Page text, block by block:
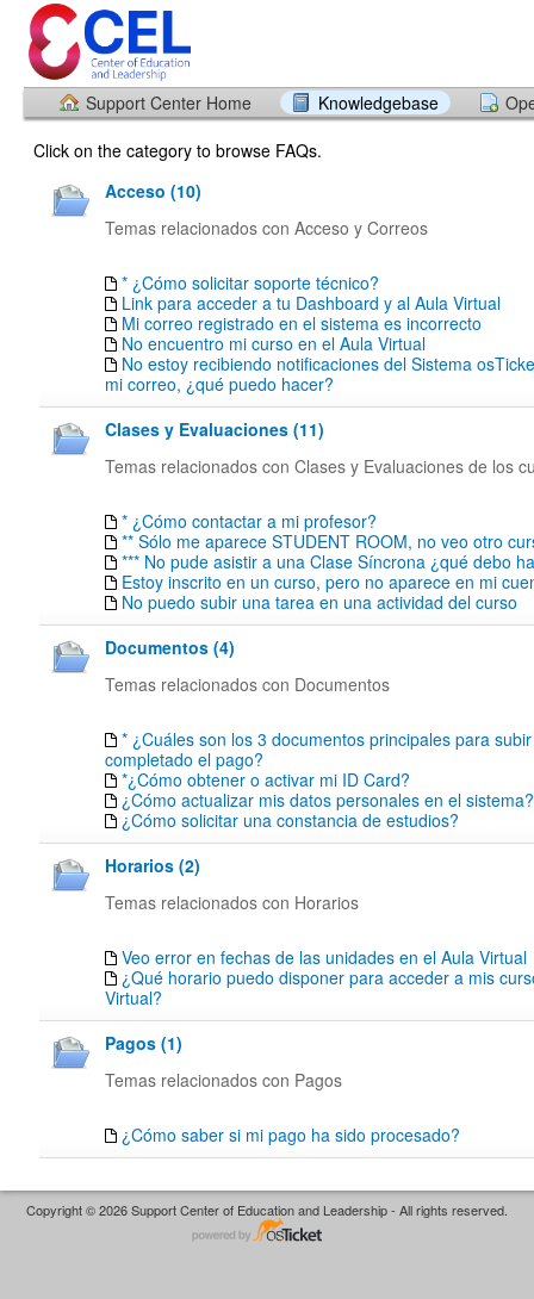
Support Center Home Knowledgebase
Click on the category to browse FAQs.
Acceso (10)
Temas relacionados con Acceso y Correos
* ¿Cómo solicitar soporte técnico?
Link para acceder a tu Dashboard y al Aula Virtual
Mi correo registrado en el sistema es incorrecto
No encuentro mi curso en el Aula Virtual
No estoy recibiendo notificaciones del Sistema
mi correo, ¿qué puedo hacer?
Clases y Evaluaciones (11)
Temas relacionados con Clases y Evaluaciones de los
* ¿Cómo contactar a mi profesor?
** Sólo me aparece STUDENT ROOM, no veo otro
*** No pude asistir a una Clase Síncrona ¿qué debo
Estoy inscrito en un curso, pero no aparece en mi
No puedo subir una tarea en una actividad del curso
Documentos (4)
Temas relacionados con Documentos
* ¿Cuáles son los 3 documentos principales para
completado el pago?
*¿Cómo obtener o activar mi ID Card?
¿Cómo actualizar mis datos personales en el sistema?
¿Cómo solicitar una constancia de estudios?
Horarios (2)
Temas relacionados con Horarios
Veo error en fechas de las unidades en el Aula Virtual
¿Qué horario puedo disponer para acceder a mis
Virtual?
Pagos (1)
Temas relacionados con Pagos
¿Cómo saber si mi pago ha sido procesado?
Copyright © 2026 Support Center of Education and Leadership - All rights reserved.